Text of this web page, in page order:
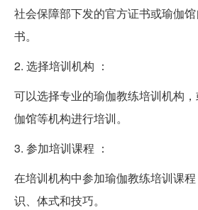
社会保障部下发的官方证书或瑜伽
书。
2. 选择培训机构 ：
可以选择专业的瑜伽教练培训机构
伽馆等机构进行培训。
3. 参加培训课程 ：
在培训机构中参加瑜伽教练培训课
识、体式和技巧。